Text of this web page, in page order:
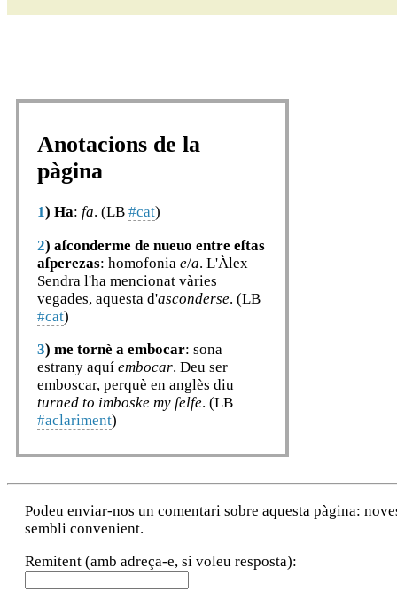
Anotacions de la
pàgina
1) Ha: fa. (LB #cat)
2) aſconderme de nueuo entre eſtas
aſperezas: homofonia e/a. L'Àlex
Sendra l'ha mencionat vàries
vegades, aquesta d'asconderse. (LB
#cat)
3) me tornè a embocar: sona
estrany aquí embocar. Deu ser
emboscar, perquè en anglès diu
turned to imboske my ſelfe. (LB
#aclariment)
Podeu enviar-nos un comentari sobre aquesta pàgina:
sembli convenient.
Remitent (amb adreça-e, si voleu resposta):